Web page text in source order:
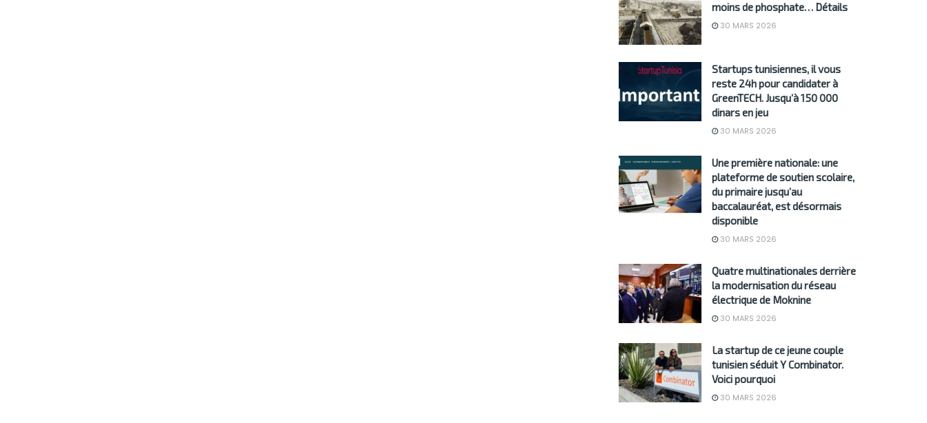
moins de phosphate… Détails
30 MARS 2026
Startups tunisiennes, il vous
reste 24h pour candidater à
GreenTECH. Jusqu’à 150 000
dinars en jeu
30 MARS 2026
Une première nationale: une
plateforme de soutien scolaire,
du primaire jusqu’au
baccalauréat, est désormais
disponible
30 MARS 2026
Quatre multinationales derrière
la modernisation du réseau
électrique de Moknine
30 MARS 2026
La startup de ce jeune couple
tunisien séduit Y Combinator.
Voici pourquoi
30 MARS 2026